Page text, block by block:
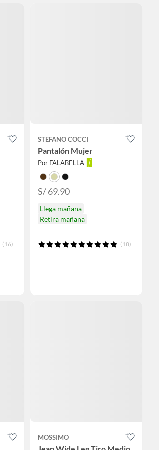
(16)
STEFANO COCCI
Pantalón Mujer
Por FALABELLA
S/ 69.90
Llega mañana
Retira mañana
(18)
MOSSIMO